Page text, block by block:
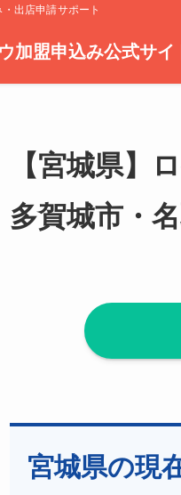
出店申請サポート
加盟申込み公式サイ
【宮城県】
多賀城市・
宮城県の現